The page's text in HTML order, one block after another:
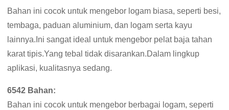
Bahan ini cocok untuk mengebor logam biasa, seperti besi,
tembaga, paduan aluminium, dan logam serta kayu
lainnya.Ini sangat ideal untuk mengebor pelat baja tahan
karat tipis.Yang tebal tidak disarankan.Dalam lingkup
aplikasi, kualitasnya sedang.
6542 Bahan:
Bahan ini cocok untuk mengebor berbagai logam, seperti